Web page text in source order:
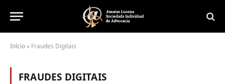
Início » Fraudes Digitais
FRAUDES DIGITAIS